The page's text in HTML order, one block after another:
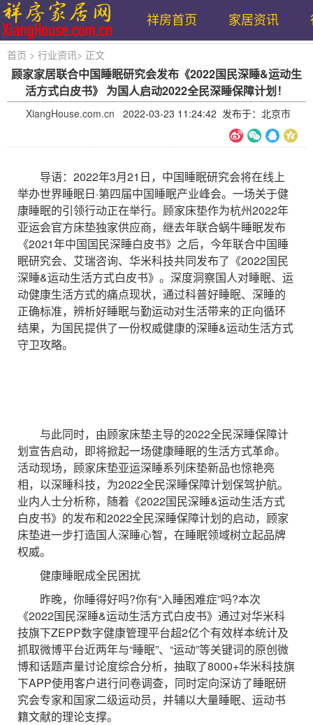
祥房首页 家居资讯
首页 > 行业资讯> 正文
顾家家居联合中国睡眠研究会发布《2022国民深睡&运动生
活方式白皮书》 为国人启动2022全民深睡保障计划！
XiangHouse.com.cn 2022-03-23 11:24:42 发布于：北京市
导语：2022年3月21日，中国睡眠研究会将在线上
举办世界睡眠日·第四届中国睡眠产业峰会。一场关于健
康睡眠的引领行动正在举行。顾家床垫作为杭州2022年
亚运会官方床垫独家供应商，继去年联合蜗牛睡眠发布
《2021年中国国民深睡白皮书》之后，今年联合中国睡
眠研究会、艾瑞咨询、华米科技共同发布了《2022国民
深睡&运动生活方式白皮书》。深度洞察国人对睡眠、运
动健康生活方式的痛点现状，通过科普好睡眠、深睡的
正确标准，辨析好睡眠与勤运动对生活带来的正向循环
结果，为国民提供了一份权威健康的深睡&运动生活方式
守卫攻略。
与此同时，由顾家床垫主导的2022全民深睡保障计
划宣告启动，即将掀起一场健康睡眠的生活方式革命。
活动现场，顾家床垫亚运深睡系列床垫新品也惊艳亮
相，以深睡科技，为2022全民深睡保障计划保驾护航。
业内人士分析称，随着《2022国民深睡&运动生活方式
白皮书》的发布和2022全民深睡保障计划的启动，顾家
床垫进一步打造国人深睡心智，在睡眠领域树立起品牌
权威。
健康睡眠成全民困扰
昨晚，你睡得好吗?你有“入睡困难症”吗?本次
《2022国民深睡&运动生活方式白皮书》通过对华米科
技旗下ZEPP数字健康管理平台超2亿个有效样本统计及
抓取微博平台近两年与“睡眠”、“运动”等关键词的原创微
博和话题声量讨论度综合分析，抽取了8000+华米科技旗
下APP使用客户进行问卷调查，同时定向深访了睡眠研
究会专家和国家二级运动员，并辅以大量睡眠、运动书
籍文献的理论支撑。